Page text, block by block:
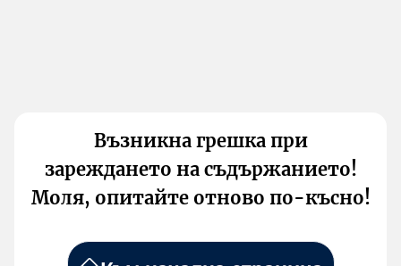
Възникна грешка при
зареждането на съдържанието!
Моля, опитайте отново по-късно!